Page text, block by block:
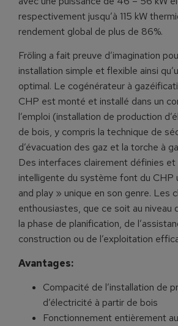
respectivement jusqu’à 115 kW
rendement global de plus de 86%.
Fröling a fait preuve d’imagination
installation simple et flexible ainsi
optimal. Le cogénérateur à
CHP est monté et installé dans un
l’emploi (installation de production
de bois, y compris la technique de
d’évacuation des gaz et la torche à
Des interfaces clairement définies
intelligente du système font du CHP
and play » unique en son genre. Les
enthousiastes, que ce soit au niveau
la phase de planification, de
construction ou de l’exploitation
Avantages:
Compacité de l’installation de
d’électricité à partir de bois
Fonctionnement entièrement